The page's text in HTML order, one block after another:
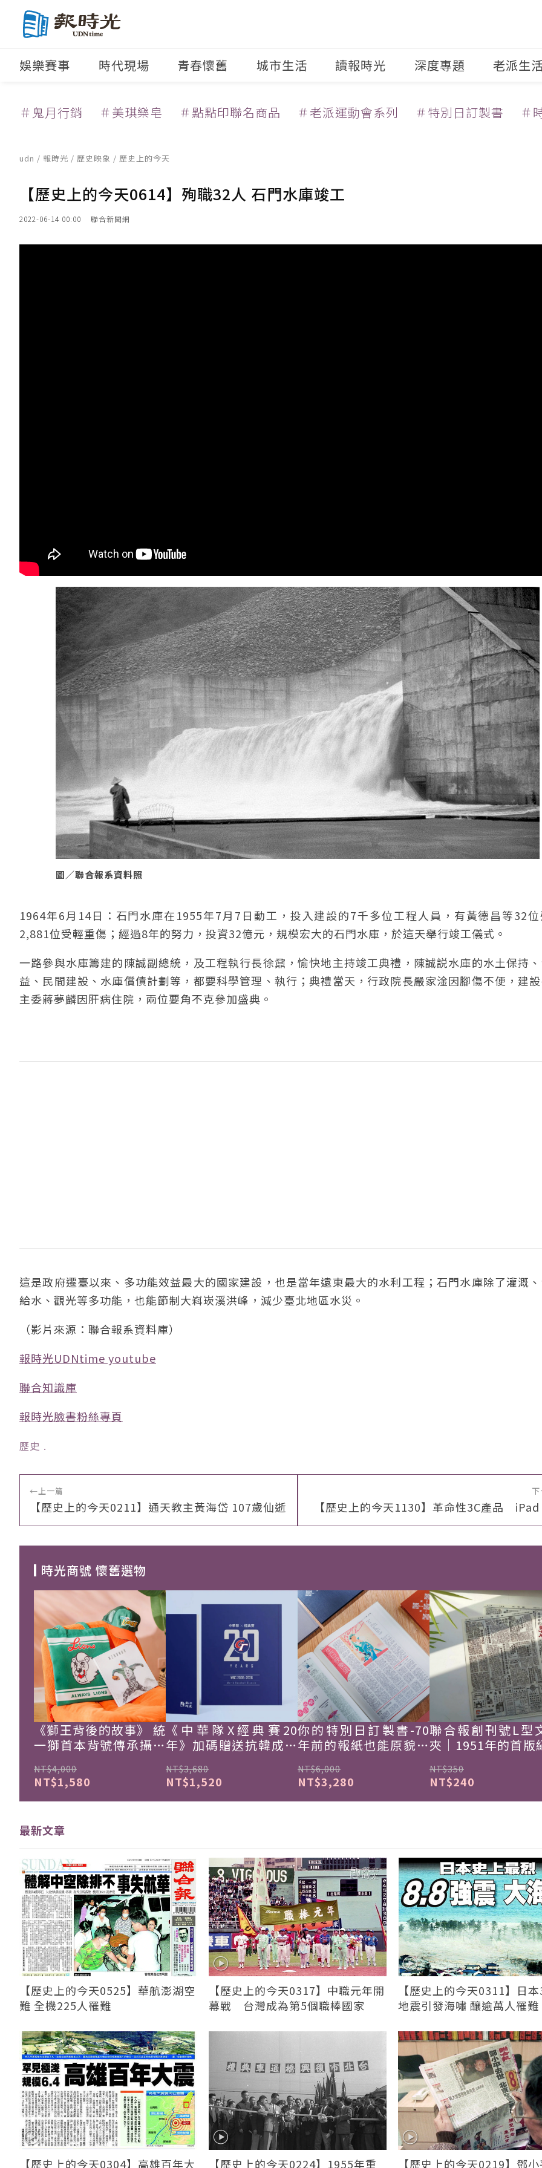
娛樂賽事 時代現場 青春懷舊 城市生活 讀報時光 深度專題 老派生
＃鬼月行銷 ＃美琪樂皂 ＃點點印聯名商品 ＃老派運動會系列 ＃特別日訂製書 ＃
udn / 報時光 / 歷史映象 / 歷史上的今天
【歷史上的今天0614】殉職32人 石門水庫竣工
2022-06-14 00:00 聯合新聞網
圖／聯合報系資料照
1964年6月14日：石門水庫在1955年7月7日動工，投入建設的7千多位工程人員，有黃德昌等32
2,881位受輕重傷；經過8年的努力，投資32億元，規模宏大的石門水庫，於這天舉行竣工儀式。
一路參與水庫籌建的陳誠副總統，及工程執行長徐鼐，愉快地主持竣工典禮，陳誠説水庫的水土保持
益、民間建設、水庫償債計劃等，都要科學管理、執行；典禮當天，行政院長嚴家淦因腳傷不便，建
主委蔣夢麟因肝病住院，兩位要角不克參加盛典。
這是政府遷臺以來、多功能效益最大的國家建設，也是當年遠東最大的水利工程；石門水庫除了灌溉
給水、觀光等多功能，也能節制大嵙崁溪洪峰，減少臺北地區水災。
（影片來源：聯合報系資料庫）
報時光UDNtime youtube
聯合知識庫
報時光臉書粉絲專頁
歷史 ﹒
← 上一篇
【歷史上的今天0211】通天教主黃海岱 107歲仙逝 【歷史上的今天1130】革命性3C產品
時光商號 懷舊選物
《獅王背後的故事》 統
一獅首本背號傳承攝影
NT$4,000
NT$1,580
《中華隊X經典賽20
年》加碼贈送抗韓成功
NT$3,680
NT$1,520
你的特別日訂製書-70
年前的報紙也能原貌重
NT$6,000
NT$3,280
聯合報創刊號L型
夾｜1951年的首版
NT$350
NT$240
最新文章
【歷史上的今天0525】華航澎湖空
難 全機225人罹難
【歷史上的今天0317】中職元年開
幕戰 台灣成為第5個職棒國家
【歷史上的今天0311】日
地震引發海嘯 釀逾萬人罹難
【歷史上的今天0304】高雄百年大 【歷史上的今天0224】1955年重 【歷史上的今天0219】鄧